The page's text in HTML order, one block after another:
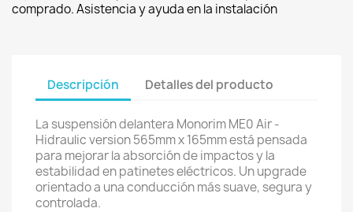
comprado. Asistencia y ayuda en la instalación
Descripción Detalles del producto
La suspensión delantera Monorim ME0 Air -
Hidraulic version 565mm x 165mm está pensada
para mejorar la absorción de impactos y la
estabilidad en patinetes eléctricos. Un upgrade
orientado a una conducción más suave, segura y
controlada.